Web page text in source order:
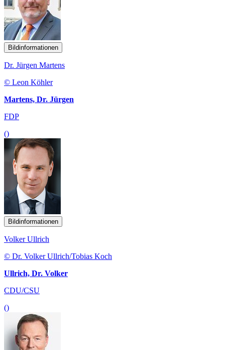
Bildinformationen
Dr. Jürgen Martens
© Leon Köhler
Martens, Dr. Jürgen
FDP
()
Bildinformationen
Volker Ullrich
© Dr. Volker Ullrich/Tobias Koch
Ullrich, Dr. Volker
CDU/CSU
()